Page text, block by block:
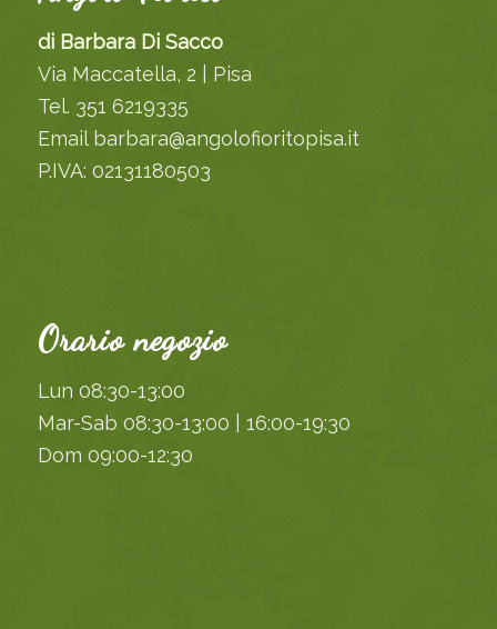
di Barbara Di Sacco
Via Maccatella, 2 | Pisa
Tel. 351 6219335
Email barbara@angolofioritopisa.it
P.IVA: 02131180503
Orario negozio
Lun 08:30-13:00
Mar-Sab 08:30-13:00 | 16:00-19:30
Dom 09:00-12:30